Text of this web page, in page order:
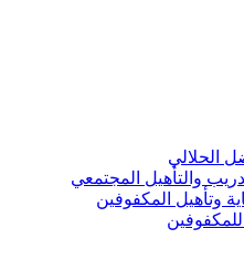
الحلالي
والتأهيل المجتمعي
وتأهيل المكفوفين
للمكفوفين